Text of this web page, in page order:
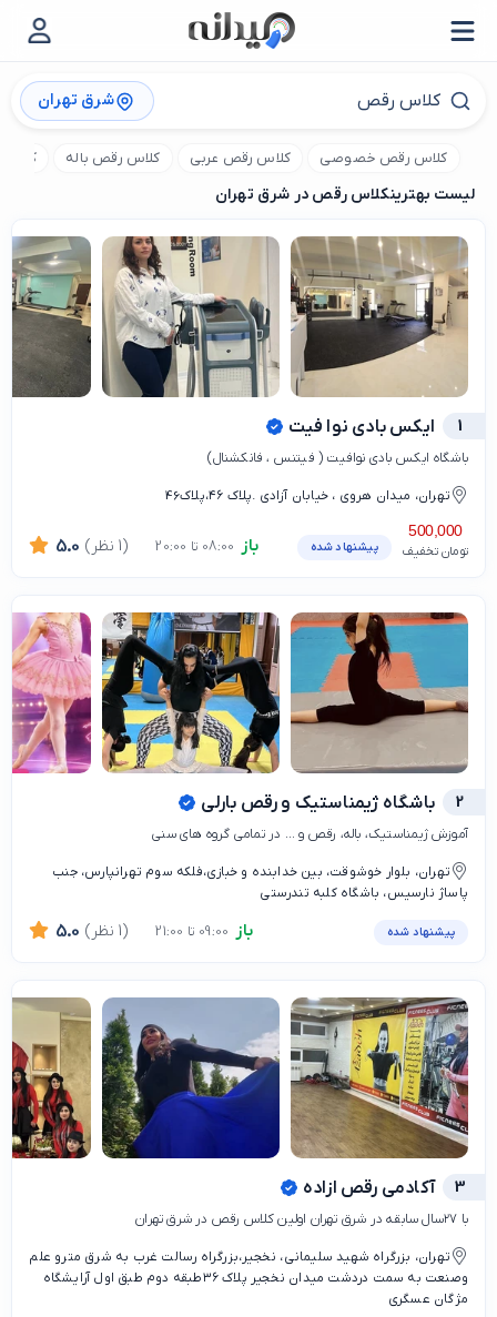
شرق تهران
کلاس رقص خصوصی کلاس رقص عربی کلاس رقص باله کلاس
لیست بهترینکلاس رقص در شرق تهران
1 ایکس بادی نوا فیت
باشگاه ایکس بادی نوافیت ( فیتنس ، فانکشنال)
تهران، میدان هروی ، خیابان آزادی .پلاک ۴۶،پلاک46
500,000
تومان تخفیف پیشنهاد شده باز 5.0 (1 نظر)
2 باشگاه ژیمناستیک و رقص بارلی
آموزش ژیمناستیک، باله، رقص و ... در تمامی گروه های سنی
تهران، بلوار خوشوقت، بین خدابنده و خبازی،فلکه سوم تهرانپارس، جنب
پاساژ نارسیس، باشگاه کلبه تندرستی
پیشنهاد شده باز 5.0 (1 نظر)
3 آکادمی رقص ازاده
با ۲۷سال سابقه در شرق تهران اولین کلاس رقص در شرق تهران
تهران، بزرگراه شهید سلیمانی، نخجیر،بزرگراه رسالت غرب به شرق مترو علم
وصنعت به سمت دردشت میدان نخجیر پلاک ۳۶طبقه دوم طبق اول آرایشگاه
مژگان عسگری